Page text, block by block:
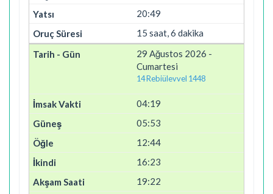
20:49
15 saat, 6 dakika
29 Ağustos 2026 -
Cumartesi
14 Rebiülevvel 1448
04:19
05:53
12:44
16:23
19:22